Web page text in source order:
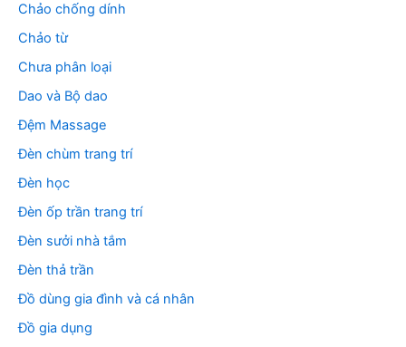
Chảo chống dính
Chảo từ
Chưa phân loại
Dao và Bộ dao
Đệm Massage
Đèn chùm trang trí
Đèn học
Đèn ốp trần trang trí
Đèn sưởi nhà tắm
Đèn thả trần
Đồ dùng gia đình và cá nhân
Đồ gia dụng